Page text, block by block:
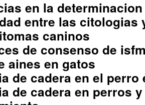
en la
entre las citologias
caninos
de consenso de
aines en gatos
de cadera en el perro
de cadera en perros